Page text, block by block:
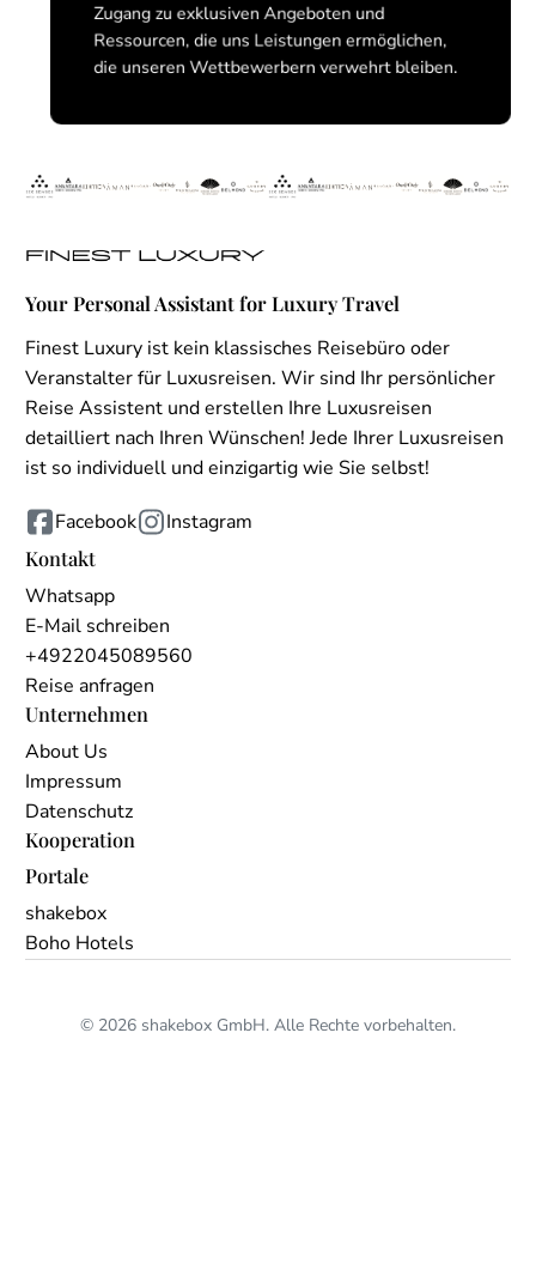
Zugang zu exklusiven Angeboten und
Ressourcen, die uns Leistungen ermöglichen,
die unseren Wettbewerbern verwehrt bleiben.
Your Personal Assistant for Luxury Travel
Finest Luxury ist kein klassisches Reisebüro oder
Veranstalter für Luxusreisen. Wir sind Ihr persönlicher
Reise Assistent und erstellen Ihre Luxusreisen
detailliert nach Ihren Wünschen! Jede Ihrer Luxusreisen
ist so individuell und einzigartig wie Sie selbst!
Facebook
Instagram
Kontakt
Whatsapp
E-Mail schreiben
+4922045089560
Reise anfragen
Unternehmen
About Us
Impressum
Datenschutz
Kooperation
Portale
shakebox
Boho Hotels
© 2026 shakebox GmbH. Alle Rechte vorbehalten.